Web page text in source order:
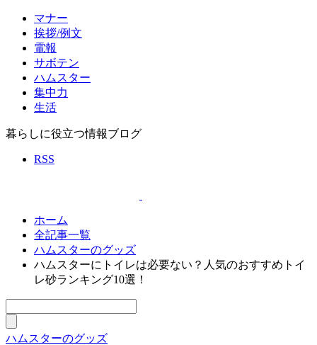
マナー
挨拶/例文
電報
サボテン
ハムスター
集中力
生活
暮らしに役立つ情報ブログ
RSS
ホーム
全記事一覧
ハムスターのグッズ
ハムスターにトイレは必要ない？人気のおすすめトイ
レ砂ランキング10選！
ハムスターのグッズ